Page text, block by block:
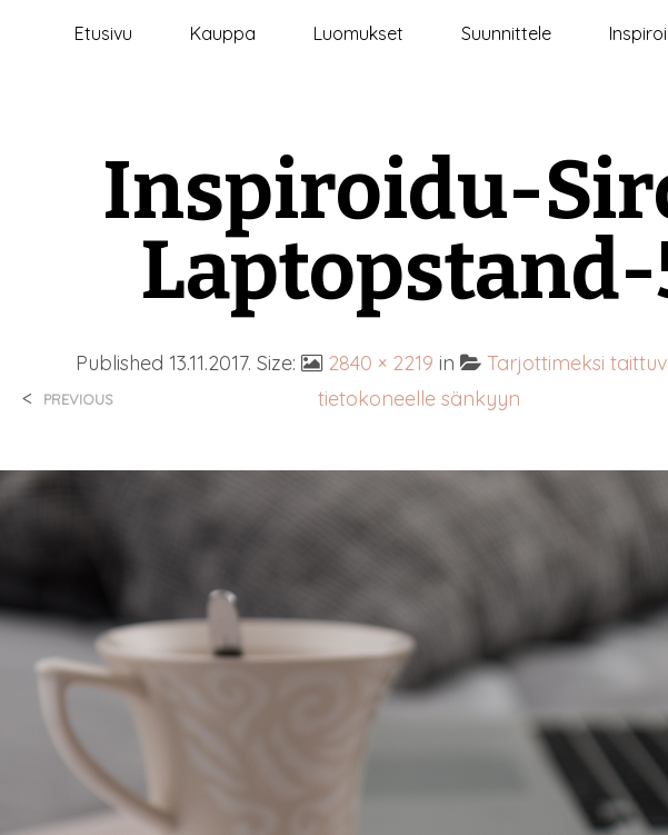
Etusivu Kauppa Luomukset Suunnittele
Inspiroidu-
Published 13.11.2017. Size: 2840 × 2219 in
Tarjottimeksi
tietokoneelle sänkyyn
< PREVIOUS